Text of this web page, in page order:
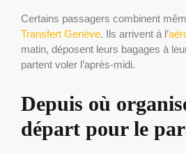
Certains passagers combinent
Transfert Genève. Ils arrivent à l’
matin, déposent leurs bagages à
partent voler l’après-midi.
Depuis où
départ pour le